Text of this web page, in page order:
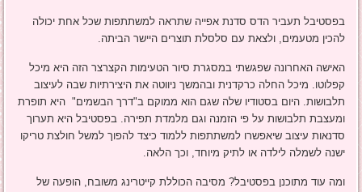
בפסטיבל תעביר הדס סדנת אפייה שתראה למשתתפות שכל אחת יכולה
להכין מטעמים, ולצאת עם סלסלת תוצרים היישר הביתה.
האישה האחרונה שפגשתי במסגרת סיור הטעימות הקצרצר הזה היא מיכל
קפלוטו. מיכל החלה כרקדנית ובהמשך ניווטה את היצירתיות שבה לעיצוב
תלבושות. היום בסטודיו שלה שגם הוא ממוקם ב"דרך הבשמים" היא תופרת
ומעצבת תלבושות על פי הזמנה וגם מלמדת תפירה. בפסטיבל היא תערוך
סדנאות עיצוב שיאפשרו למשתתפות ללמוד כיצד להפוך למשל חולצת טריקו
ישנה לשמלה לילדה או לתיק מיוחד, וכך הלאה.
ומה עוד מתוכנן בפסטיבל? מסיבה הכוללת קייטרינג משובח, הופעה של